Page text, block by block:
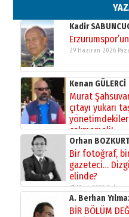
02 Ağustos 2026
Kadir
29 Haziran 2026
Kenan GÜLERCİ
Murat
çıtayı yukarı
yönetimdekiler
çekmemeli!
17 Şubat 2026 SalıOrhan
Bir fotoğraf,
gazeteci…
elinde?
31 Mart 2026 Salı
A. Berhan
BİR BÖLÜM